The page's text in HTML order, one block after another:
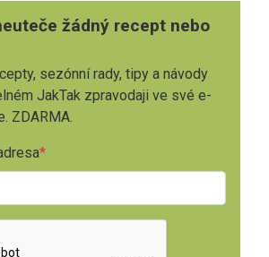
žádný recept nebo
sezónní rady, tipy a návody
JakTak zpravodaji ve své e-
ZDARMA.